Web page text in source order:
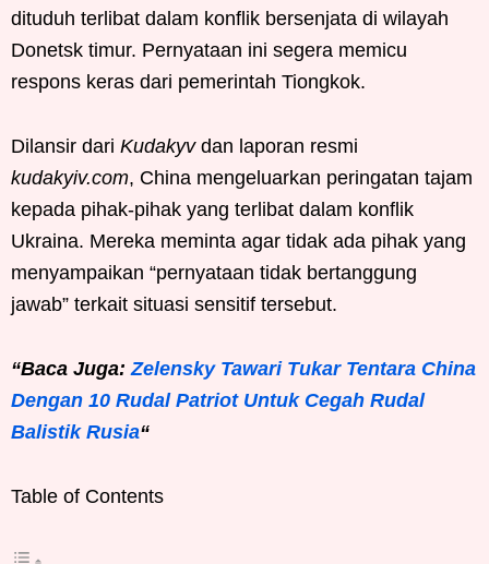
dituduh terlibat dalam konflik bersenjata di wilayah
Donetsk timur. Pernyataan ini segera memicu
respons keras dari pemerintah Tiongkok.
Dilansir dari Kudakyvdan laporan resmi
kudakyiv.com, China mengeluarkan peringatan tajam
kepada pihak-pihak yang terlibat dalam konflik
Ukraina. Mereka meminta agar tidak ada pihak yang
menyampaikan “pernyataan tidak bertanggung
jawab” terkait situasi sensitif tersebut.
“Baca Juga:Zelensky Tawari Tukar Tentara China
Dengan 10 Rudal Patriot Untuk Cegah Rudal
Balistik Rusia“
Table of Contents